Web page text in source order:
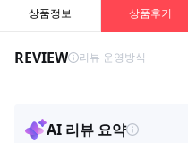
상품정보 상품후기